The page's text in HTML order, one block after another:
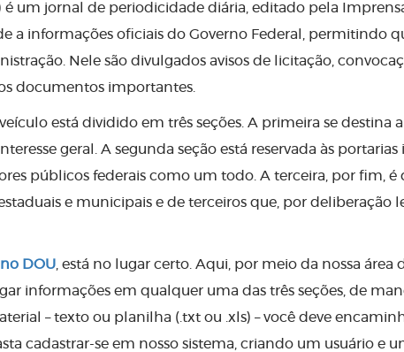
é um jornal de periodicidade diária, editado pela
a informações oficiais do Governo Federal, permitindo
Nele são divulgados avisos de licitação,
documentos importantes.
está dividido em três seções. A primeira se destina a
geral. A segunda seção está reservada às
públicos federais como um todo. A terceira, por fim, é
e municipais e de terceiros que, por deliberação
DOU , está no lugar certo. Aqui, por meio da nossa área
informações em qualquer uma das três seções, de
– texto ou planilha (.txt ou .xls) – você deve
cadastrar-se em nosso sistema, criando um usuário e